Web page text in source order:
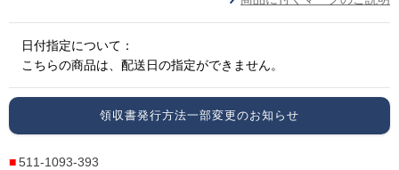
日付指定について：
こちらの商品は、配送日の指定ができません。
領収書発行方法一部変更のお知らせ
511-1093-393